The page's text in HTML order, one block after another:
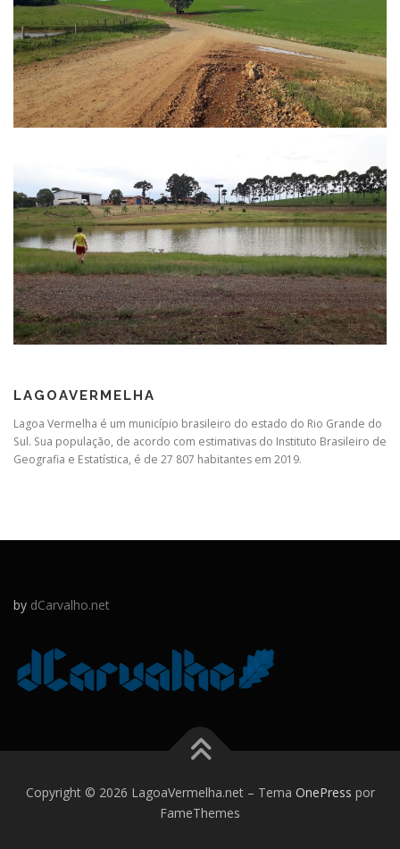
LAGOAVERMELHA
Lagoa Vermelha é um município brasileiro do estado do Rio Grande do
Sul. Sua população, de acordo com estimativas do Instituto Brasileiro de
Geografia e Estatística, é de 27 807 habitantes em 2019.
by dCarvalho.net
Copyright © 2026 LagoaVermelha.net – Tema OnePress por
FameThemes